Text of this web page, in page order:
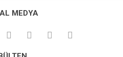
ederiz.
MEDYA